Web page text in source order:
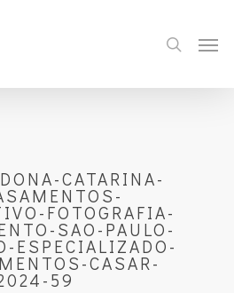
CATARINA-
FOTOGRAFIA-
SAO-PAULO-
ESPECIALIZADO-
CASAR-
59